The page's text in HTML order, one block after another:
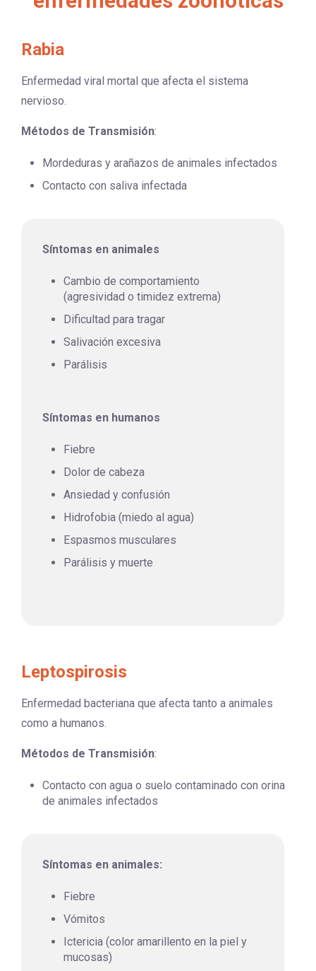
Rabia
Enfermedad viral mortal que afecta el sistema
nervioso.
Métodos de Transmisión:
Mordeduras y arañazos de animales infectados
Contacto con saliva infectada
Síntomas en animales
Cambio de comportamiento
(agresividad o timidez extrema)
Dificultad para tragar
Salivación excesiva
Parálisis
Síntomas en humanos
Fiebre
Dolor de cabeza
Ansiedad y confusión
Hidrofobia (miedo al agua)
Espasmos musculares
Parálisis y muerte
Leptospirosis
Enfermedad bacteriana que afecta tanto a animales
como a humanos.
Métodos de Transmisión:
Contacto con agua o suelo contaminado con orina
de animales infectados
Síntomas en animales:
Fiebre
Vómitos
Ictericia (color amarillento en la piel y
mucosas)